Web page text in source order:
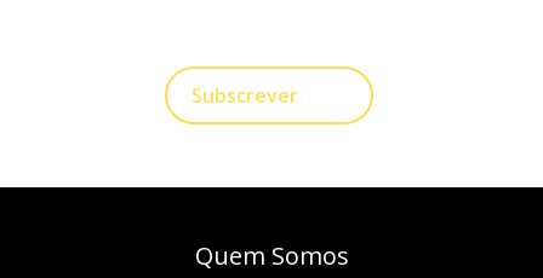
Subscrever
Quem Somos